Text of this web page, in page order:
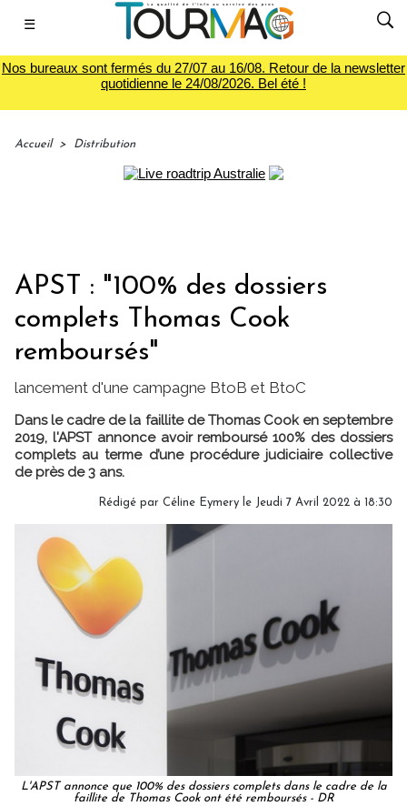
☰
Nos bureaux sont fermés du 27/07 au 16/08. Retour de la newsletter
quotidienne le 24/08/2026. Bel été !
Accueil > Distribution
APST : "100% des dossiers
complets Thomas Cook
remboursés"
lancement d'une campagne BtoB et BtoC
Dans le cadre de la faillite de Thomas Cook en septembre
2019, l'APST annonce avoir remboursé 100% des dossiers
complets au terme d’une procédure judiciaire collective
de près de 3 ans.
Rédigé par Céline Eymery le Jeudi 7 Avril 2022 à 18:30
L'APST annonce que 100% des dossiers complets dans le cadre de la
faillite de Thomas Cook ont été remboursés - DR